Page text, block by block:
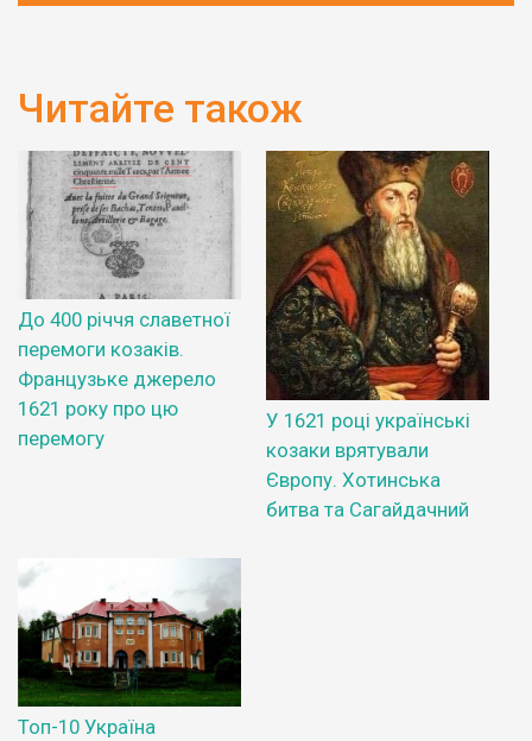
Читайте також
До 400 річчя славетної
перемоги козаків.
Французьке джерело
1621 року про цю
перемогу
У 1621 році українські
козаки врятували
Європу. Хотинська
битва та Сагайдачний
Топ-10 Україна